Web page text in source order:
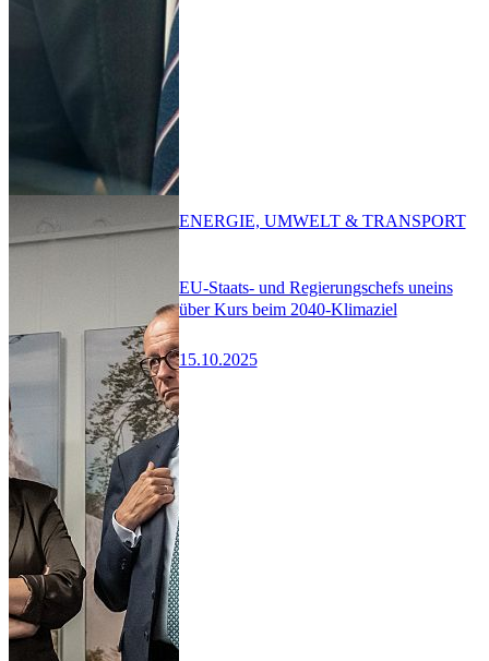
EU-Staats- und Regierungschefs uneins
über Kurs beim 2040-Klimaziel
15.10.2025
ENERGIE, UMWELT & TRANSPORT